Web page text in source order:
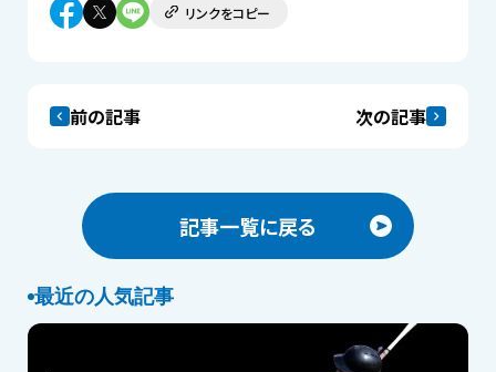
リンクをコピー
前の記事 次の記事
記事一覧に戻る
最近の人気記事